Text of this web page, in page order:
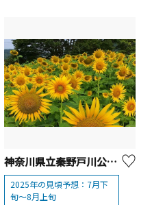
神奈川県立秦野戸川公園「ひまわり」【秦野市】
2025年の見頃予想：7月下
旬～8月上旬